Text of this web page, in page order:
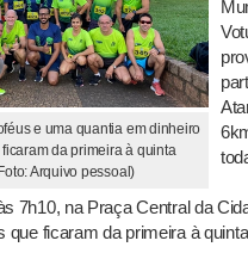
e uma quantia em dinheiro
da primeira à quinta
Arquivo pessoal)
7h10, na Praça Central da
que ficaram da primeira à